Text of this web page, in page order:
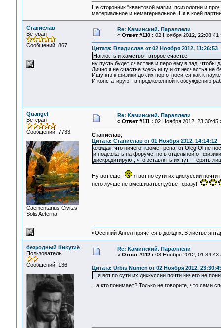
Не сторонник "квантовой магии, психологии и
материальное и нематериальное. Ни в коей
Станислав
Ветеран
Сообщений: 867
Re: Каминский. Параллели
« Ответ #110 : 02 Ноября 2012, 22:08:41
Цитата: Владислав от 02 Ноября 2012, 11:26:53
Наглость и хамство - второе счастье
ну пусть будет счастлив и перо ему в зад, чтобы
Лично я не счастье здесь ищу и от несчастья не
Ищу кто к физики до сих пор относится как к
И констатирую - в предложенной к обсуждению
Quangel
Ветеран
Сообщений: 7733
Сaementarius Civitas
Solis Aeterna
Re: Каминский. Параллели
« Ответ #111 : 02 Ноября 2012, 23:30:45
Станислав,
Цитата: Станислав от 01 Ноября 2012, 14:14:12
ожидал, что ничего, кроме трепа, от Oleg.Ol не
и подержать на форуме, но в отдельной от
дискредитируют, что оставлять их тут - терять
Ну вот еще,
я вот по сути их дискуссии почти
него лучше не вмешиваться,убъет сразу!
«Осенний Ангел прячется в дождях. В листве
безродный Кикутиё
Пользователь
Сообщений: 136
Re: Каминский. Параллели
« Ответ #112 : 03 Ноября 2012, 01:34:43
Цитата: Urbis Numen от 02 Ноября 2012,
...я вот по сути их дискуссии почти ничего не
...а кто понимает? Только не говорите, что сами